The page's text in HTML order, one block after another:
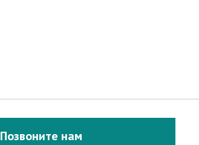
Позвоните нам